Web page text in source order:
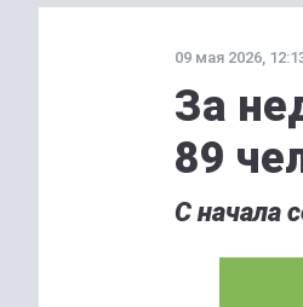
09 мая 2026,
За
89
С начала